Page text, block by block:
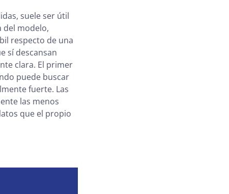
suele ser útil
del modelo,
respecto de una
sí descansan
clara. El primer
puede buscar
fuerte. Las
las menos
que el propio